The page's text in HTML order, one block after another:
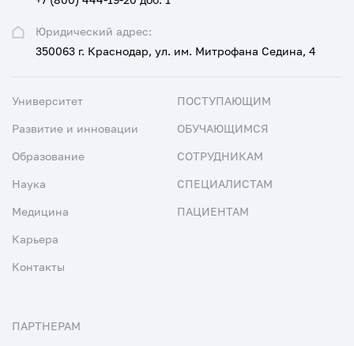
Юридический адрес:
350063 г. Краснодар, ул. им. Митрофана Седина, 4
Университет
Развитие и инновации
Образование
Наука
Медицина
Карьера
Контакты
ПОСТУПАЮЩИМ
ОБУЧАЮЩИМСЯ
СОТРУДНИКАМ
СПЕЦИАЛИСТАМ
ПАЦИЕНТАМ
ПАРТНЕРАМ